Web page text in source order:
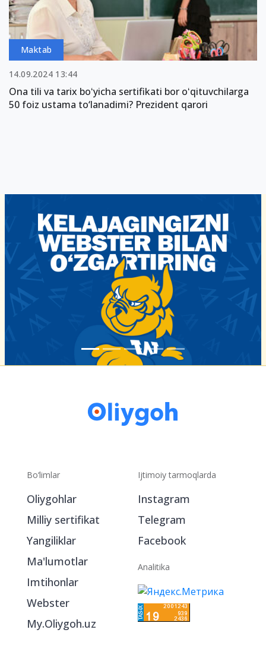
Maktab
14.09.2024 13:44
Ona tili va tarix boʻyicha sertifikati bor oʻqituvchilarga
50 foiz ustama to‘lanadimi? Prezident qarori
Bo‘limlar
Oliygohlar
Milliy sertifikat
Yangiliklar
Ma'lumotlar
Imtihonlar
Webster
My.Oliygoh.uz
Ijtimoiy tarmoqlarda
Instagram
Telegram
Facebook
Analitika